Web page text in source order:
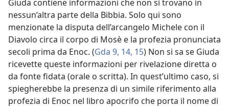
Giuda contiene informazioni che non si trovano in
nessun’altra parte della Bibbia. Solo qui sono
menzionate la disputa dell’arcangelo Michele con il
Diavolo circa il corpo di Mosè e la profezia pronunciata
secoli prima da Enoc. (Gda 9, 14, 15) Non si sa se Giuda
ricevette queste informazioni per rivelazione diretta o
da fonte fidata (orale o scritta). In quest’ultimo caso, si
spiegherebbe la presenza di un simile riferimento alla
profezia di Enoc nel libro apocrifo che porta il nome di